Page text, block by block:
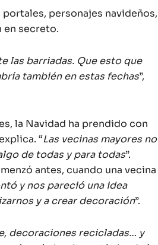
portales, personajes navideños,
en secreto.
las barriadas. Que esto que
también en estas fechas”,
la Navidad ha prendido con
“Las vecinas mayores no
de todas y para todas”.
antes, cuando una vecina
y nos pareció una idea
y a crear decoración”.
decoraciones recicladas… y